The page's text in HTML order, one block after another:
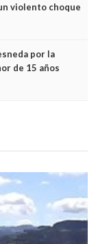
violento choque
por la
de 15 años